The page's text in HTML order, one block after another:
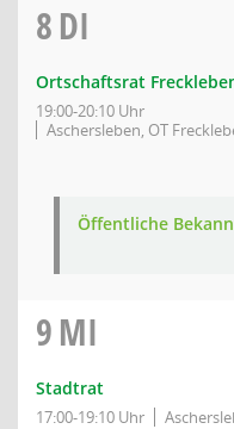
8DI
Ortschaftsrat
19:00-20:10 Uhr
Aschersleben, OT
Öffentliche
9MI
Stadtrat
17:00-19:10 Uhr